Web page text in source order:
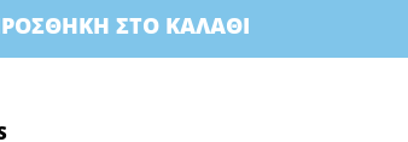
ΣΤΟ ΚΑΛΆΘΙ